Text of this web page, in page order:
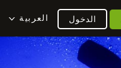
العربية الدخول